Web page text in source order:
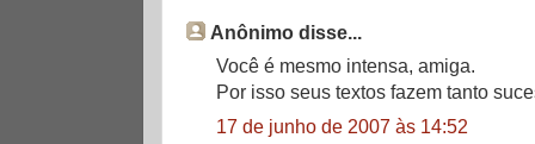
Anônimo disse...
Você é mesmo intensa, amiga.
Por isso seus textos fazem tanto
17 de junho de 2007 às 14:52